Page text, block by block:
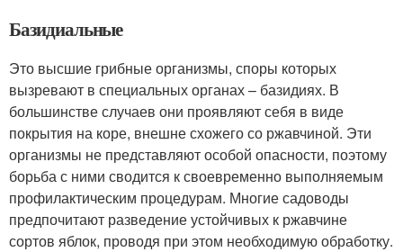
Базидиальные
Это высшие грибные организмы, споры которых
вызревают в специальных органах – базидиях. В
большинстве случаев они проявляют себя в виде
покрытия на коре, внешне схожего со ржавчиной. Эти
организмы не представляют особой опасности, поэтому
борьба с ними сводится к своевременно выполняемым
профилактическим процедурам. Многие садоводы
предпочитают разведение устойчивых к ржавчине
сортов яблок, проводя при этом необходимую обработку.